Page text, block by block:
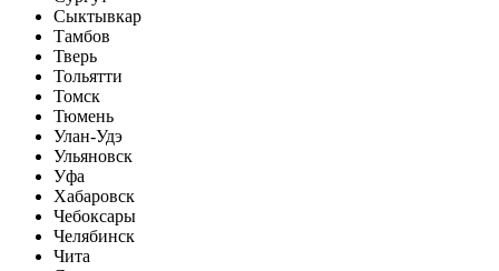
Сыктывкар
Тамбов
Тверь
Тольятти
Томск
Тюмень
Улан-Удэ
Ульяновск
Уфа
Хабаровск
Чебоксары
Челябинск
Чита